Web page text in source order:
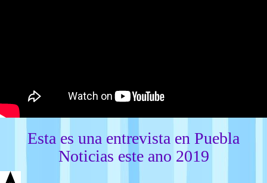
Esta es una entrevista en Puebla
Noticias este ano 2019